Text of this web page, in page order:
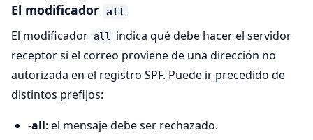
El modificador all
El modificador all
indica qué debe hacer el servidor
receptor si el correo proviene de una dirección no
autorizada en el registro SPF. Puede ir precedido de
distintos prefijos:
-all: el mensaje debe ser rechazado.